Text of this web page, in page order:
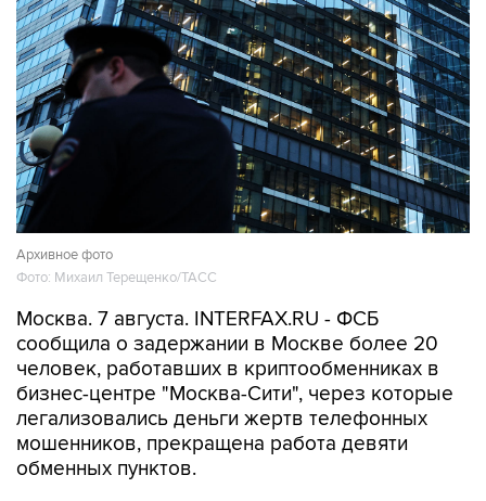
Архивное фото
Фото: Михаил Терещенко/ТАСС
Москва. 7 августа. INTERFAX.RU - ФСБ
сообщила о задержании в Москве более 20
человек, работавших в криптообменниках в
бизнес-центре "Москва-Сити", через которые
легализовались деньги жертв телефонных
мошенников, прекращена работа девяти
обменных пунктов.